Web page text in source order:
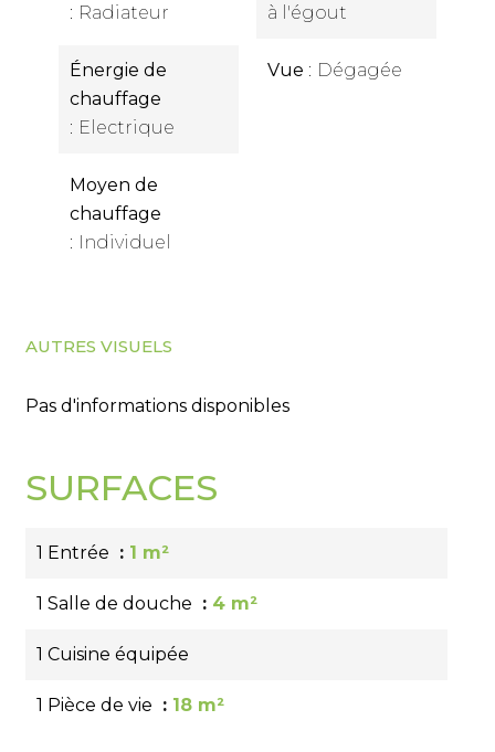
Radiateur
Énergie de
chauffage
Electrique
Moyen de
chauffage
Individuel
à l'égout
Vue Dégagée
AUTRES VISUELS
Pas d'informations disponibles
SURFACES
1 Entrée 1 m²
1 Salle de douche 4 m²
1 Cuisine équipée
1 Pièce de vie 18 m²